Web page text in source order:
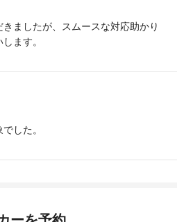
ましたが、スムースな対応助かり
ます。
した。